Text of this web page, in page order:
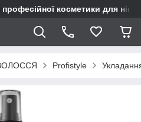
косметики для
Profistyle